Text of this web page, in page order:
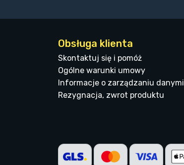
Obsługa klienta
Skontaktuj się i pomóż
Ogólne warunki umowy
Informacje o zarządzaniu danymi
Rezygnacja, zwrot produktu